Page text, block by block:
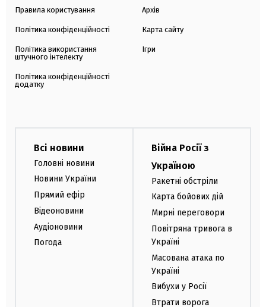
Правила користування
Політика конфіденційності
Політика використання
штучного інтелекту
Політика конфіденційності
додатку
Архів
Карта сайту
Ігри
Всі новини
Головні новини
Новини України
Прямий ефір
Відеоновини
Аудіоновини
Погода
Війна Росії з
Україною
Ракетні обстріли
Карта бойових дій
Мирні переговори
Повітряна тривога в
Україні
Масована атака по
Україні
Вибухи у Росії
Втрати ворога